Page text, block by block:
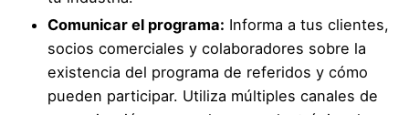
Comunicar el programa: Informa a tus clientes,
socios comerciales y colaboradores sobre la
existencia del programa de referidos y cómo
pueden participar. Utiliza múltiples canales de